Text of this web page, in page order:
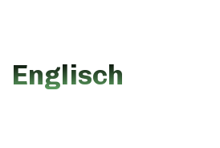
Englisch